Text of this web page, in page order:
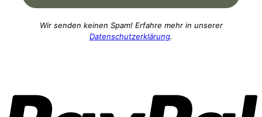
Wir senden keinen Spam! Erfahre mehr in unserer
Datenschutzerklärung.